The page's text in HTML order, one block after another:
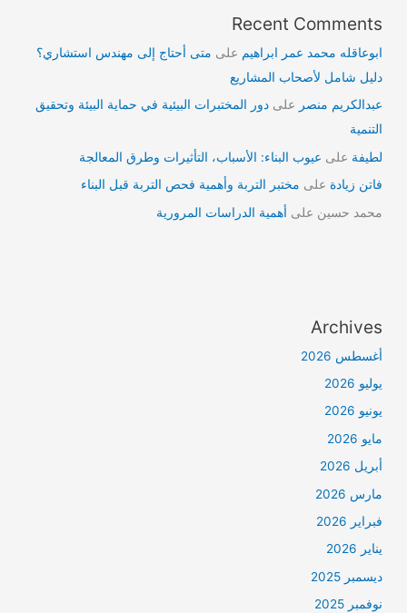
Recent Comments
ابوعاقله محمد عمر ابراهيم على متى أحتاج إلى مهندس استشاري؟
دليل شامل لأصحاب المشاريع
عبدالكريم منصر علىدور المختبرات البيئية في حماية البيئة وتحقيق
التنمية
لطيفة على عيوب البناء: الأسباب، التأثيرات وطرق المعالجة
فاتن زيادة على مختبر التربة وأهمية فحص التربة قبل البناء
محمد حسين على أهمية الدراسات المرورية
Archives
أغسطس 2026
يوليو 2026
يونيو 2026
مايو 2026
أبريل 2026
مارس 2026
فبراير 2026
يناير 2026
ديسمبر 2025
نوفمبر 2025